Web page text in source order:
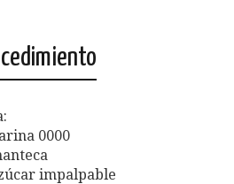
0000
impalpable